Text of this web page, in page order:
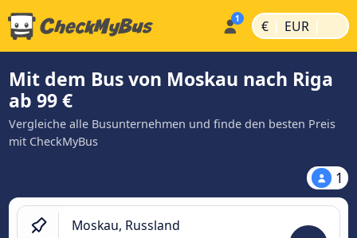
€ | EUR |
Mit dem Bus von Moskau nach Riga
ab 99 €
Vergleiche alle Busunternehmen und finde den besten Preis
mit CheckMyBus
1